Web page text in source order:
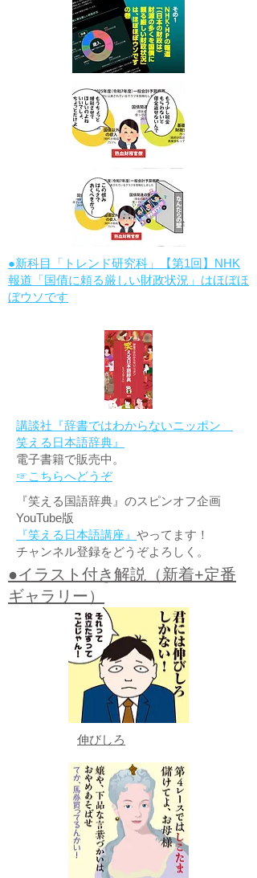
●新科目「トレンド研究科」【第1回】NHK
報道「国債に頼る厳しい財政状況」はほぼほ
ぼウソです
講談社『辞書ではわからないニッポン
笑える日本語辞典』
電子書籍で販売中。
☞こちらへどうぞ
『笑える国語辞典』のスピンオフ企画
YouTube版
『笑える日本語講座』 やってます！
チャンネル登録をどうぞよろしく。
●イラスト付き解説（新着+定番
ギャラリー）
伸びしろ